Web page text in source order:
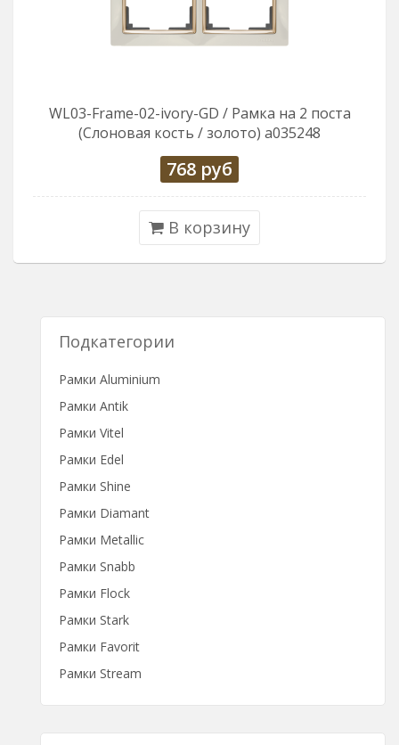
WL03-Frame-02-ivory-GD / Рамка на 2 поста
(Слоновая кость / золото) a035248
768 руб
В корзину
Подкатегории
Рамки Aluminium
Рамки Antik
Рамки Vitel
Рамки Edel
Рамки Shine
Рамки Diamant
Рамки Metallic
Рамки Snabb
Рамки Flock
Рамки Stark
Рамки Favorit
Рамки Stream